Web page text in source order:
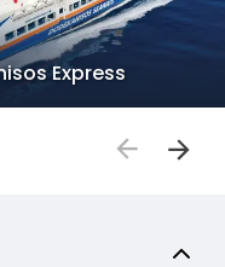
Express